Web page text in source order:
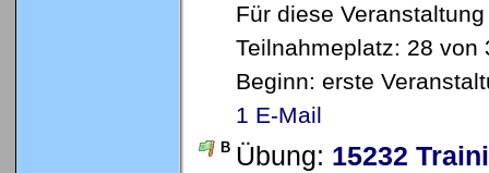
Für diese
Teilnahmeplatz: 28 von
Beginn: erste
1 E-Mail
B Übung: 15232